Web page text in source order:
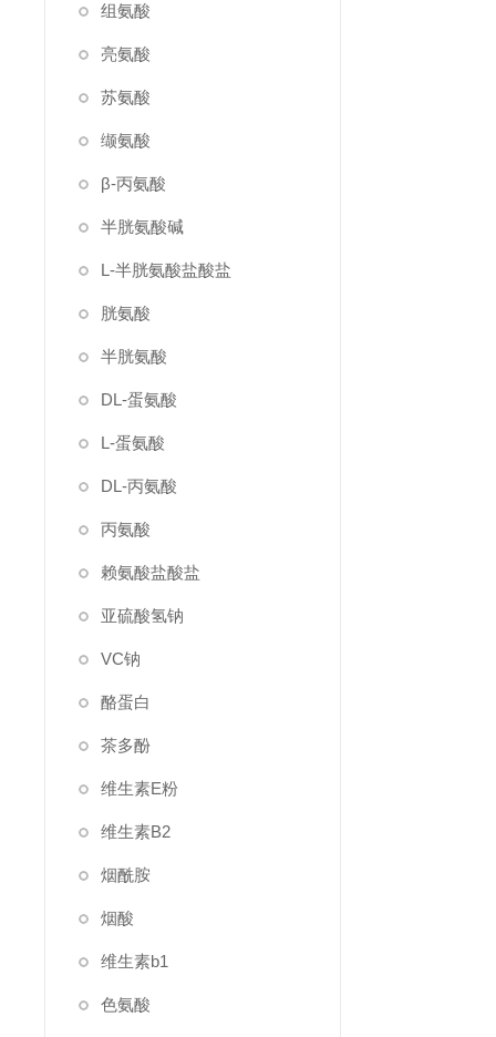
组氨酸
亮氨酸
苏氨酸
缬氨酸
β-丙氨酸
半胱氨酸碱
L-半胱氨酸盐酸盐
胱氨酸
半胱氨酸
DL-蛋氨酸
L-蛋氨酸
DL-丙氨酸
丙氨酸
赖氨酸盐酸盐
亚硫酸氢钠
VC钠
酪蛋白
茶多酚
维生素E粉
维生素B2
烟酰胺
烟酸
维生素b1
色氨酸